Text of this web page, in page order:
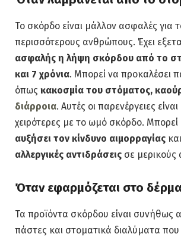
Το σκόρδο είναι μάλλον ασφαλές για
περισσότερους ανθρώπους. Έχει
ασφαλής η λήψη σκόρδου από το
και 7 χρόνια. Μπορεί να προκαλέσει
όπως κακοσμία του στόματος,
διάρροια. Αυτές οι παρενέργειες
χειρότερες με το ωμό σκόρδο. Μπορεί
αυξήσει τον κίνδυνο αιμορραγίας και
αλλεργικές αντιδράσεις σε
Όταν εφαρμόζεται στο δέρμα
Τα προϊόντα σκόρδου είναι συνήθως
πάστες και στοματικά διαλύματα που